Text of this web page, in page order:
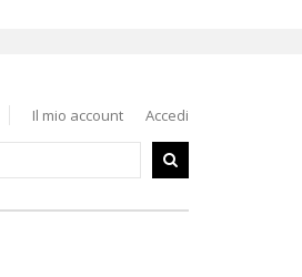
Il mio account Accedi